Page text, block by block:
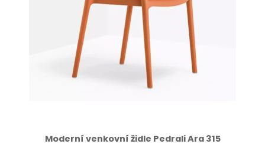
Moderní venkovní židle Pedrali Ara 315